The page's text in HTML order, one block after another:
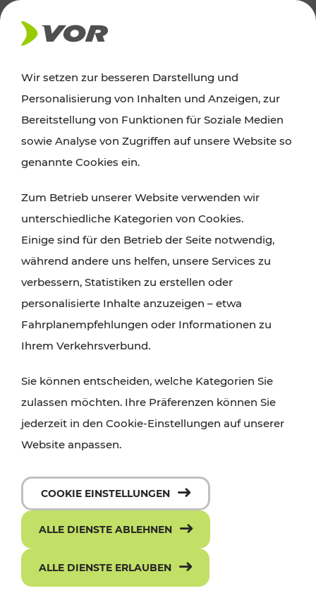
AKTUELLES
News
Alle wichtigen Meldungen zu Fahrplanänderungen,
finden Sie hier im Überblick.
Wir setzen zur besseren Darstellung und
Personalisierung von Inhalten und Anzeigen, zur
Bereitstellung von Funktionen für Soziale Medien
sowie Analyse von Zugriffen auf unsere Website so
genannte Cookies ein.
Zum Betrieb unserer Website verwenden wir
unterschiedliche Kategorien von Cookies.
Einige sind für den Betrieb der Seite notwendig,
während andere uns helfen, unsere Services zu
verbessern, Statistiken zu erstellen oder
personalisierte Inhalte anzuzeigen – etwa
Fahrplanempfehlungen oder Informationen zu
Ihrem Verkehrsverbund.
Sie können entscheiden, welche Kategorien Sie
zulassen möchten. Ihre Präferenzen können Sie
jederzeit in den Cookie-Einstellungen auf unserer
Website anpassen.
COOKIE EINSTELLUNGEN
ALLE DIENSTE ABLEHNEN
ALLE DIENSTE ERLAUBEN